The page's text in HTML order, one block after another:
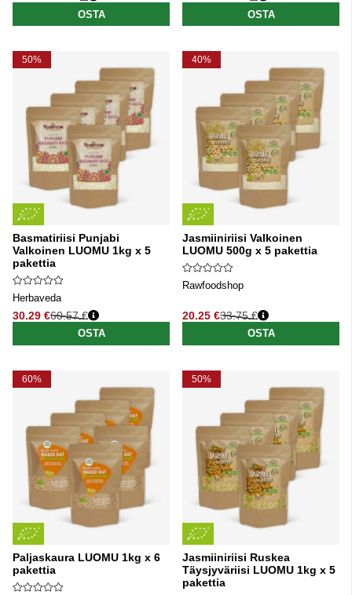
OSTA OSTA
50%
Basmatiriisi Punjabi
Valkoinen LUOMU 1kg x 5
pakettia
Herbaveda
30.29 €
Normaali hinta
60.57 €
OSTA
40%
Jasmiiniriisi Valkoinen
LUOMU 500g x 5 pakettia
Rawfoodshop
20.25 €
Normaali hinta
33.75 €
OSTA
60%
Paljaskaura LUOMU 1kg x 6
pakettia
50%
Jasmiiniriisi Ruskea
Täysjyväriisi LUOMU 1kg x 5
pakettia